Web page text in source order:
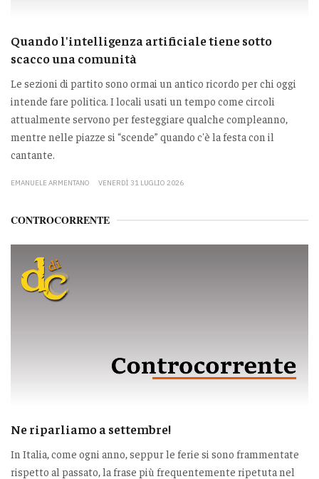
Quando l'intelligenza artificiale tiene sotto
scacco una comunità
Le sezioni di partito sono ormai un antico ricordo per chi oggi
intende fare politica. I locali usati un tempo come circoli
attualmente servono per festeggiare qualche compleanno,
mentre nelle piazze si “scende” quando c'è la festa con il
cantante.
EMANUELE ARMENTANO VENERDÌ 31 LUGLIO 2026
CONTROCORRENTE
Ne riparliamo a settembre!
In Italia, come ogni anno, seppur le ferie si sono frammentate
rispetto al passato, la frase più frequentemente ripetuta nel